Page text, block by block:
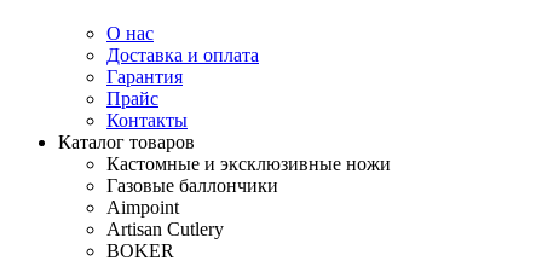
О нас
Доставка и оплата
Гарантия
Прайс
Контакты
Каталог товаров
Кастомные и эксклюзивные ножи
Газовые баллончики
Aimpoint
Artisan Cutlery
BOKER